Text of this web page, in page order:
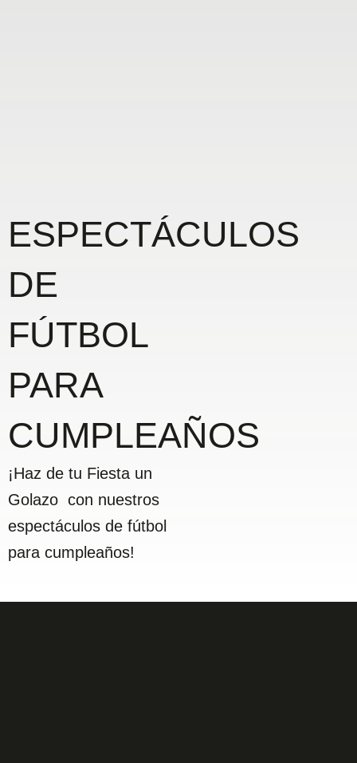
ESPECTÁCULOS
DE
FÚTBOL
PARA
CUMPLEAÑOS
¡Haz de tu Fiesta un
Golazo con nuestros
espectáculos de fútbol
para cumpleaños!